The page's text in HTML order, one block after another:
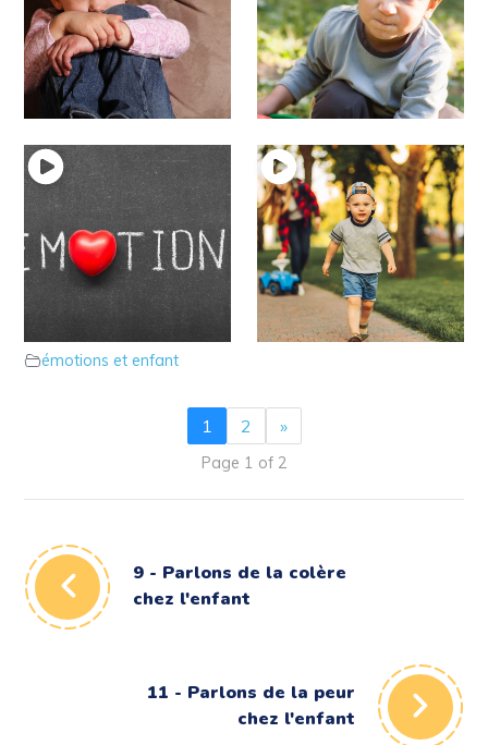
11 – Parlons de la
peur chez l’enfant
émotions et enfant
9 – Parlons de la
colère chez l’enfant
émotions et enfant
8 – Définissons ce que
sont les émotions chez
émotions et enfant
7 – L’enfant fait-il des
caprices ?
émotions et enfant
1 2 »
Page 1 of 2
9 - Parlons de la colère
chez l'enfant
11 - Parlons de la peur
chez l'enfant